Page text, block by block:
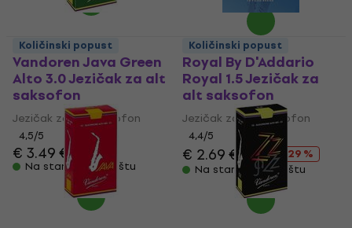
Vandoren Java Green
Alto 3.0 Jezičak za alt
saksofon
Jezičak za alt saksofon
4,5/5
€ 3.49€ 3.79
Na stanju u skladištu
Royal By D'Addario
Royal 1.5 Jezičak za
alt saksofon
Jezičak za alt saksofon
4,4/5
€ 2.69€ 3.79
- 29 %
Na stanju u skladištu
Količinski popust Količinski popust